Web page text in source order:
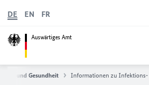
Auswärtiges Amt
DE EN FR
und Gesundheit Informationen zu Infektions-